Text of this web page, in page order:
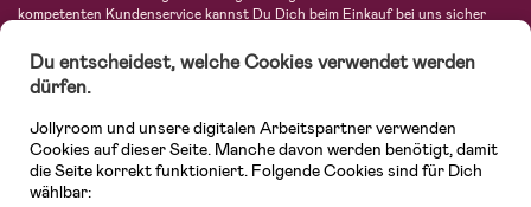
kompetenten Kundenservice kannst Du Dich beim Einkauf bei uns sicher
Autositze, Kinder- und Babymode, Produkte für Mütter und eine Menge
fantastischer Einrichtungsgegenstände, Spielsachen, Babyprodukte und
vieles mehr. Wir haben Produkte von bekannten Herstellern wie Britax, Maxi-
Avent, Jack Wolfskin, Cybex, LEGO und vielen mehr. Schau Dich um in
unserem vielfältigen Onlineshop für Kinder & Babys. Willkommen!
Du entscheidest, welche Cookies verwendet werden
dürfen.
Jollyroom und unsere digitalen Arbeitspartner verwenden
Cookies auf dieser Seite. Manche davon werden benötigt, damit
die Seite korrekt funktioniert. Folgende Cookies sind für Dich
wählbar: